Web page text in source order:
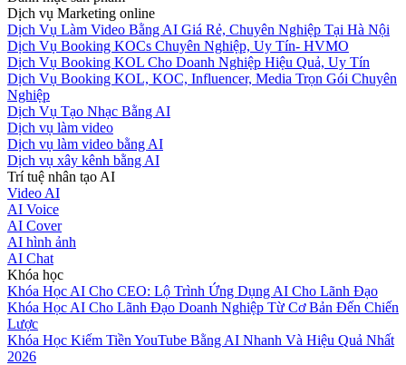
Dịch vụ Marketing online
Dịch Vụ Làm Video Bằng AI Giá Rẻ, Chuyên Nghiệp Tại Hà Nội
Dịch Vụ Booking KOCs Chuyên Nghiệp, Uy Tín- HVMO
Dịch Vụ Booking KOL Cho Doanh Nghiệp Hiệu Quả, Uy Tín
Dịch Vụ Booking KOL, KOC, Influencer, Media Trọn Gói Chuyên
Nghiệp
Dịch Vụ Tạo Nhạc Bằng AI
Dịch vụ làm video
Dịch vụ làm video bằng AI
Dịch vụ xây kênh bằng AI
Trí tuệ nhân tạo AI
Video AI
AI Voice
AI Cover
AI hình ảnh
AI Chat
Khóa học
Khóa Học AI Cho CEO: Lộ Trình Ứng Dụng AI Cho Lãnh Đạo
Khóa Học AI Cho Lãnh Đạo Doanh Nghiệp Từ Cơ Bản Đến Chiến
Lược
Khóa Học Kiếm Tiền YouTube Bằng AI Nhanh Và Hiệu Quả Nhất
2026